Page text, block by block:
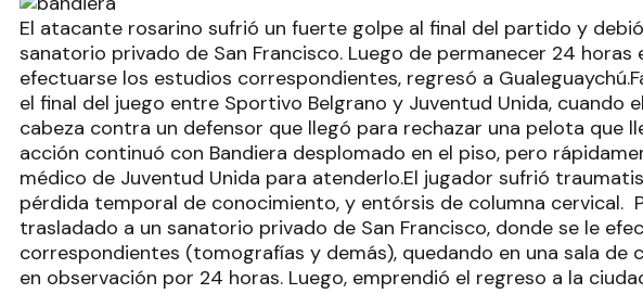
El atacante rosarino sufrió un fuerte golpe al final del partido y
sanatorio privado de San Francisco. Luego de permanecer 24 horas
efectuarse los estudios correspondientes, regresó a
el final del juego entre Sportivo Belgrano y Juventud Unida, cuando
cabeza contra un defensor que llegó para rechazar una pelota que
acción continuó con Bandiera desplomado en el piso, pero
médico de Juventud Unida para atenderlo.El jugador sufrió
pérdida temporal de conocimiento, y entórsis de columna cervical.
trasladado a un sanatorio privado de San Francisco, donde se le
correspondientes (tomografías y demás), quedando en una sala de
en observación por 24 horas. Luego, emprendió el regreso a la